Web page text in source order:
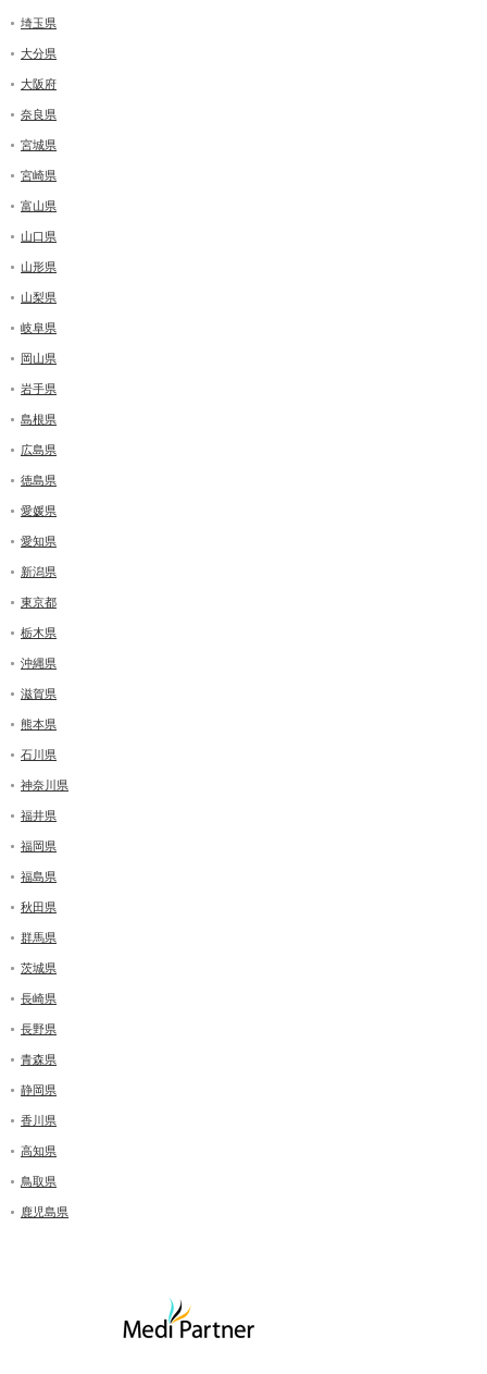
埼玉県
大分県
大阪府
奈良県
宮城県
宮崎県
富山県
山口県
山形県
山梨県
岐阜県
岡山県
岩手県
島根県
広島県
徳島県
愛媛県
愛知県
新潟県
東京都
栃木県
沖縄県
滋賀県
熊本県
石川県
神奈川県
福井県
福岡県
福島県
秋田県
群馬県
茨城県
長崎県
長野県
青森県
静岡県
香川県
高知県
鳥取県
鹿児島県